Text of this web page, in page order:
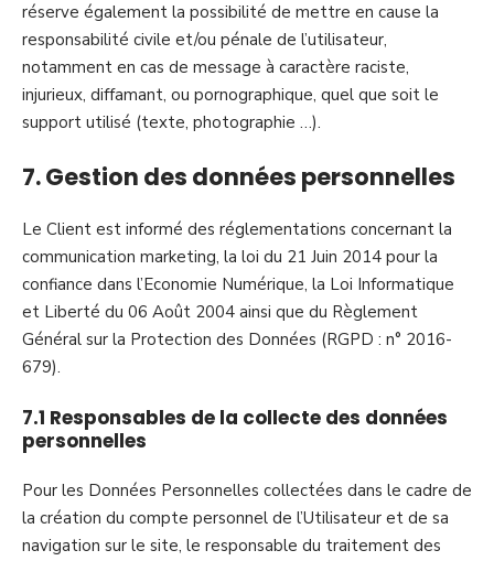
réserve également la possibilité de mettre en cause la
responsabilité civile et/ou pénale de l’utilisateur,
notamment en cas de message à caractère raciste,
injurieux, diffamant, ou pornographique, quel que soit le
support utilisé (texte, photographie …).
7. Gestion des données personnelles
Le Client est informé des réglementations concernant la
communication marketing, la loi du 21 Juin 2014 pour la
confiance dans l’Economie Numérique, la Loi Informatique
et Liberté du 06 Août 2004 ainsi que du Règlement
Général sur la Protection des Données (RGPD : n° 2016-
679).
7.1 Responsables de la collecte des données
personnelles
Pour les Données Personnelles collectées dans le cadre de
la création du compte personnel de l’Utilisateur et de sa
navigation sur le site, le responsable du traitement des